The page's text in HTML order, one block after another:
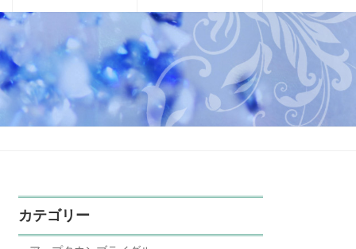
カテゴリー